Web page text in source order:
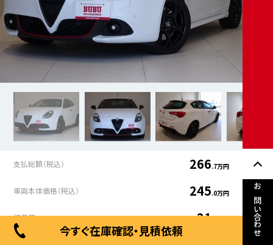
お問い合わせ
支払総額（税込） 266.7万円
車両本体価格（税込） 245.0万円
諸費用 21
今すぐ在庫確認・見積依頼